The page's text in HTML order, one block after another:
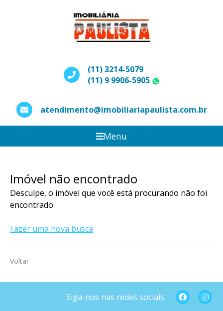
(11) 3214-5079
(11) 9 9906-5905
atendimento@imobiliariapaulista.com.br
Menu
Imóvel não encontrado
Desculpe, o imóvel que você está procurando não foi
encontrado.
Fazer uma nova busca
Voltar
Siga-nos nas redes sociais